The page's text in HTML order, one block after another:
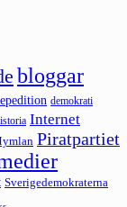
bloggar
demokrati
Internet
Piratpartiet
Sverigedemokraterna